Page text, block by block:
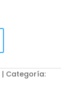
Categoría: